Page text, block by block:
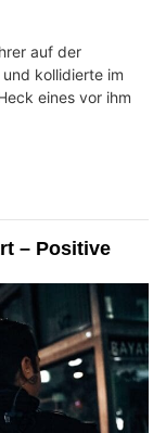
auf der
kollidierte im
eines vor ihm
– Positive